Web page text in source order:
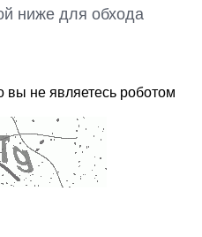
ниже для обхода
вы не являетесь роботом